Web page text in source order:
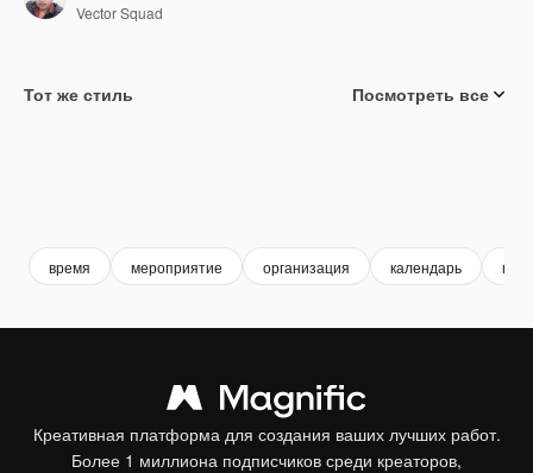
Vector Squad
Тот же стиль Посмотреть все
время мероприятие организация календарь
Креативная платформа для создания ваших лучших работ.
Более 1 миллиона подписчиков среди креаторов,